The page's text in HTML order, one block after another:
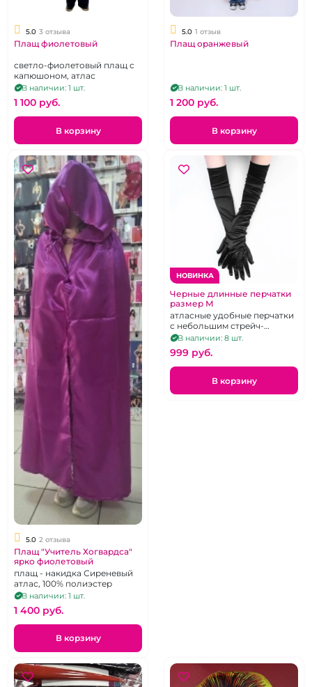
5.0 3 отзыва
Плащ фиолетовый
светло-фиолетовый плащ с
капюшоном, атлас
В наличии: 1 шт.
1 100 pуб.
В корзину
5.0 1 отзыв
Плащ оранжевый
В наличии: 1 шт.
1 200 pуб.
В корзину
5.0 2 отзыва
Плащ "Учитель Хогвардса"
ярко фиолетовый
плащ - накидка Сиреневый
атлас, 100% полиэстер
В наличии: 1 шт.
1 400 pуб.
В корзину
НОВИНКА
Черные длинные перчатки
размер М
атласные удобные перчатки
с небольшим стрейч-
эффектом
В наличии: 8 шт.
999 pуб.
В корзину